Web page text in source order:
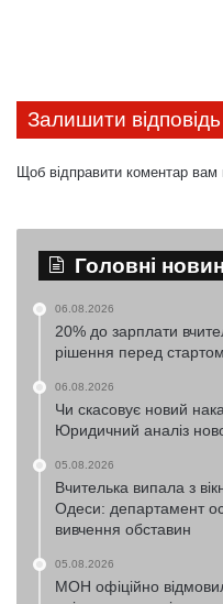
Залишити відповідь
Щоб відправити коментар вам
Головні
06.08.2026
20% до зарплати
рішення перед
06.08.2026
Чи скасовує новий
Юридичний аналіз
05.08.2026
Вчителька випала з
Одеси: департамент
вивчення обставин
05.08.2026
МОН офіційно